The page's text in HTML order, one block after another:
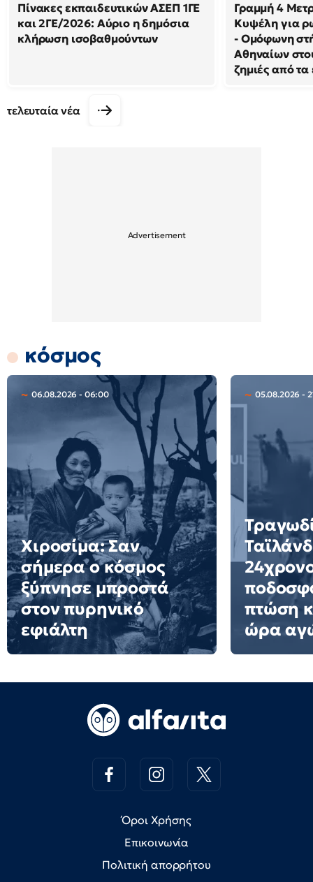
Πίνακες εκπαιδευτικών ΑΣΕΠ 1ΓΕ
και 2ΓΕ/2026: Αύριο η δημόσια
κλήρωση ισοβαθμούντων
Γραμμή 4
Κυψέλη για
- Ομόφωνη
Αθηναίων
ζημιές από
τελευταία νέα
κόσμος
06.08.2026 - 06:00
Χιροσίμα: Σαν
σήμερα ο κόσμος
ξύπνησε μπροστά
στον πυρηνικό
εφιάλτη
05.08.2026 -
πτώση
ώρα
Όροι Χρήσης
Επικοινωνία
Πολιτική απορρήτου